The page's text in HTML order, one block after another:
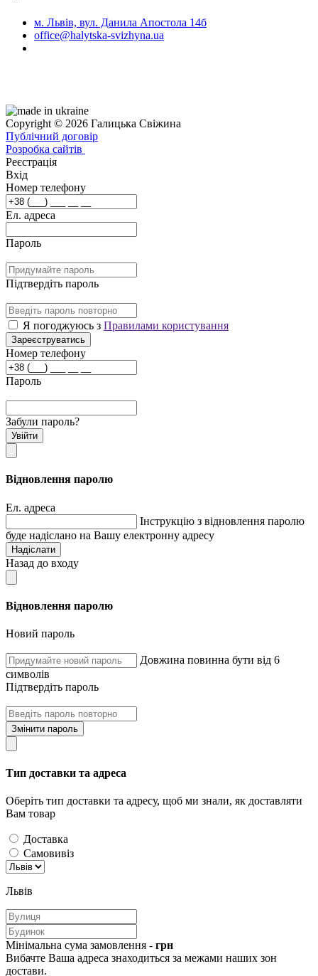
м. Львів, вул. Данила Апостола 14б
office@halytska-svizhyna.ua
Copyright © 2026 Галицька Свіжина
Публічний договір
Розробка сайтів
Реєстрація
Вхід
Номер телефону
Ел. адреса
Пароль
Підтвердіть пароль
Я погоджуюсь з Правилами користування
Зареєструватись
Номер телефону
Пароль
Забули пароль?
Увійти
Відновлення паролю
Ел. адреса
Інструкцію з відновлення паролю
буде надіслано на Вашу електронну адресу
Надіслати
Назад до входу
Відновлення паролю
Новий пароль
Довжина повинна бути від 6
символів
Підтвердіть пароль
Змінити пароль
Тип доставки та адреса
Оберіть тип доставки та адресу, щоб ми знали, як доставляти
Вам товар
Доставка
Самовивіз
Львів
Мінімальна сума замовлення - грн
Вибачте Ваша адреса знаходиться за межами наших зон
достави.